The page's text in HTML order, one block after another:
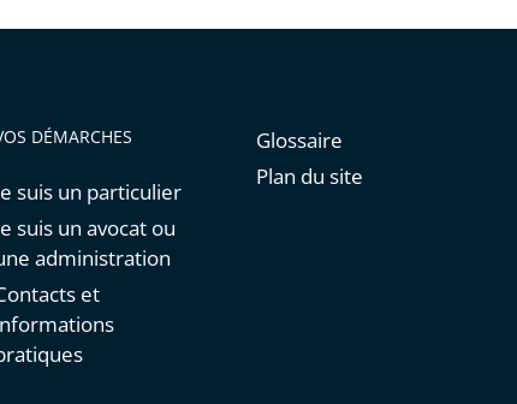
DÉMARCHES
suis un particulier
suis un avocat ou
administration
et
Glossaire
Plan du site